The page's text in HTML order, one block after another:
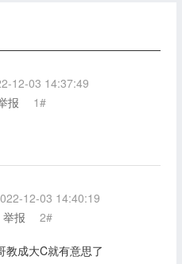
12-03 14:37:49
报 1#
12-03 14:40:19
举报 2#
教成大C就有意思了